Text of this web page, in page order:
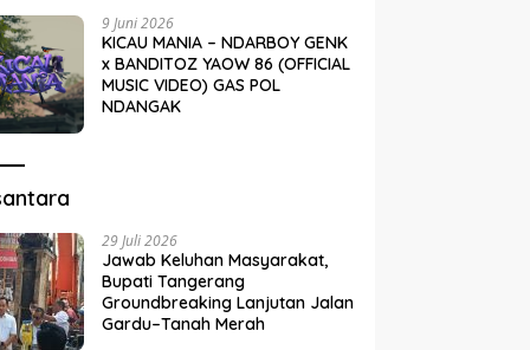
9 Juni 2026
KICAU MANIA – NDARBOY GENK
x BANDITOZ YAOW 86 (OFFICIAL
MUSIC VIDEO) GAS POL
NDANGAK
29 Juli 2026
Jawab Keluhan Masyarakat,
Bupati Tangerang
Groundbreaking Lanjutan Jalan
Gardu–Tanah Merah